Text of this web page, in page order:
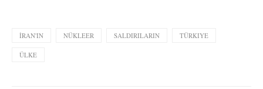
İRAN'IN NÜKLEER SALDIRILARIN TÜRKIYE
ÜLKE